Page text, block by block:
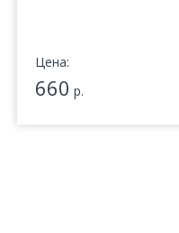
Цена:
660 р.